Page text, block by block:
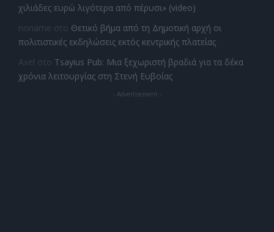
χιλιάδες ευρώ λιγότερα από πέρυσι» (video)
noname στο Θετικό βήμα από τη Δημοτική αρχή οι
πολιτιστικές εκδηλώσεις εκτός κεντρικής πλατείας
Axel στο Tsayius Pub: Μια ξεχωριστή βραδιά για τα δέκα
χρόνια λειτουργίας στη Στενή Ευβοίας
- Advertisement -